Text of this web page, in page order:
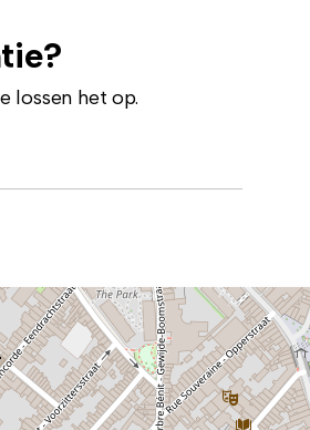
lossen het op.